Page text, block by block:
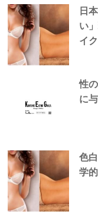
日
い
イク
性
に
色
学